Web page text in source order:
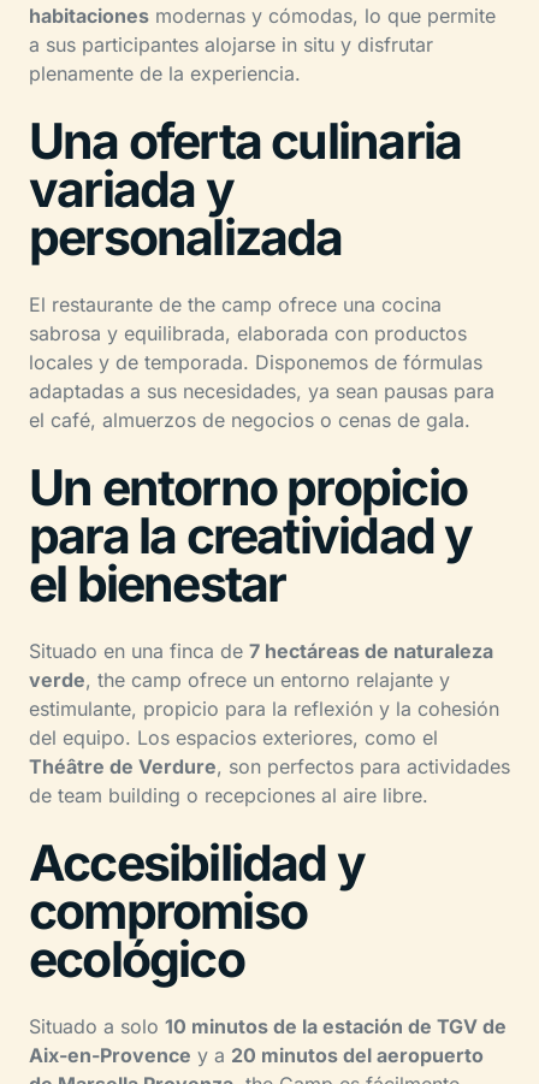
habitaciones modernas y cómodas, lo que permite
a sus participantes alojarse in situ y disfrutar
plenamente de la experiencia.
Una oferta culinaria
variada y
personalizada
El restaurante de the camp ofrece una cocina
sabrosa y equilibrada, elaborada con productos
locales y de temporada. Disponemos de fórmulas
adaptadas a sus necesidades, ya sean pausas para
el café, almuerzos de negocios o cenas de gala.
Un entorno propicio
para la creatividad y
el bienestar
Situado en una finca de 7 hectáreas de naturaleza
verde, the camp ofrece un entorno relajante y
estimulante, propicio para la reflexión y la cohesión
del equipo. Los espacios exteriores, como el
Théâtre de Verdure, son perfectos para actividades
de team building o recepciones al aire libre.
Accesibilidad y
compromiso
ecológico
Situado a solo 10 minutos de la estación de TGV de
Aix-en-Provence y a 20 minutos del aeropuerto